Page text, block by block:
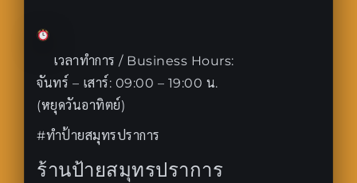
เวลาทำการ / Business Hours:
จันทร์ – เสาร์: 09:00 – 19:00 น.
(หยุดวันอาทิตย์)
#ทำป้ายสมุทรปราการ
ร้านป้ายสมุทรปราการ